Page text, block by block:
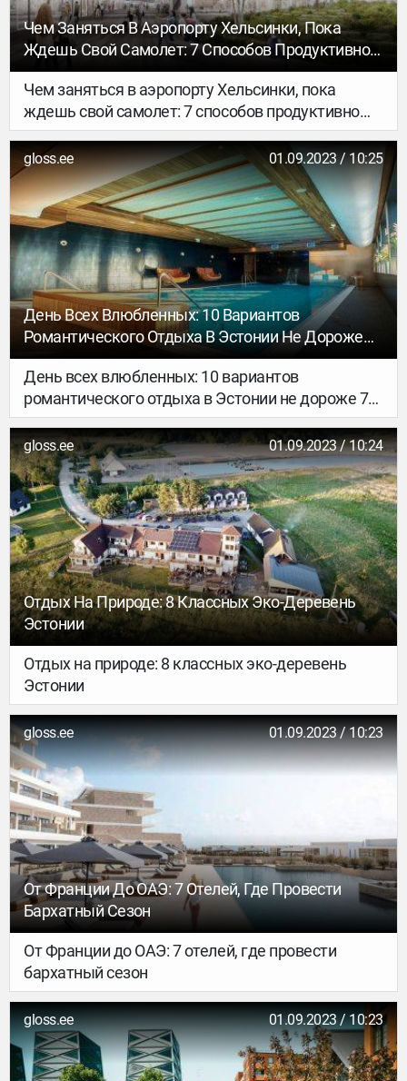
Чем Заняться В Аэропорту Хельсинки, Пока
Ждешь Свой Самолет: 7 Способов Продуктивно
Провести Время
Чем заняться в аэропорту Хельсинки, пока
ждешь свой самолет: 7 способов продуктивно
провести время
gloss.ee 01.09.2023 / 10:25
День Всех Влюбленных: 10 Вариантов
Романтического Отдыха В Эстонии Не Дороже
77 Евро
День всех влюбленных: 10 вариантов
романтического отдыха в Эстонии не дороже 77
евро
gloss.ee 01.09.2023 / 10:24
Отдых На Природе: 8 Классных Эко-Деревень
Эстонии
Отдых на природе: 8 классных эко-деревень
Эстонии
gloss.ee 01.09.2023 / 10:23
От Франции До ОАЭ: 7 Отелей, Где Провести
Бархатный Сезон
От Франции до ОАЭ: 7 отелей, где провести
бархатный сезон
gloss.ee 01.09.2023 / 10:23